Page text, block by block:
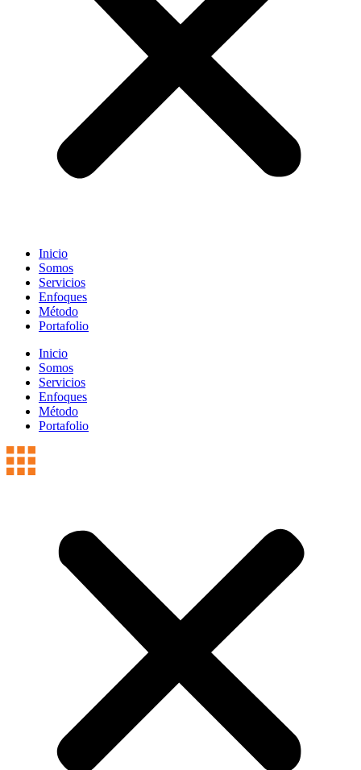
Inicio
Somos
Servicios
Enfoques
Método
Portafolio
Inicio
Somos
Servicios
Enfoques
Método
Portafolio